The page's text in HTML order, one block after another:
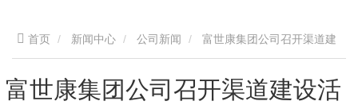
首页 新闻中心 公司新闻
设活动月阶段性总结暨技术比武活动月动员会
富世康集团公司召开渠道建设活